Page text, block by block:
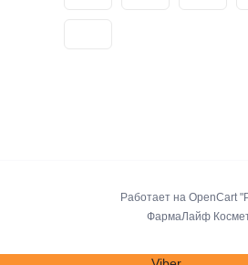
Работает на OpenCart
ФармаЛайф